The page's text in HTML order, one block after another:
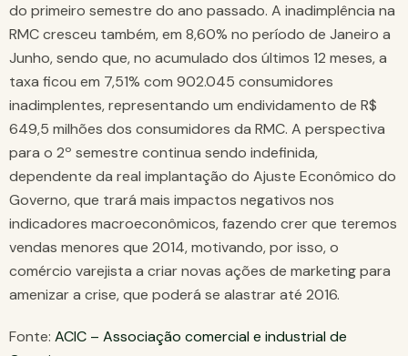
do primeiro semestre do ano passado. A inadimplência na
RMC cresceu também, em 8,60% no período de Janeiro a
Junho, sendo que, no acumulado dos últimos 12 meses, a
taxa ficou em 7,51% com 902.045 consumidores
inadimplentes, representando um endividamento de R$
649,5 milhões dos consumidores da RMC. A perspectiva
para o 2º semestre continua sendo indefinida,
dependente da real implantação do Ajuste Econômico do
Governo, que trará mais impactos negativos nos
indicadores macroeconômicos, fazendo crer que teremos
vendas menores que 2014, motivando, por isso, o
comércio varejista a criar novas ações de marketing para
amenizar a crise, que poderá se alastrar até 2016.
Fonte: ACIC – Associação comercial e industrial de